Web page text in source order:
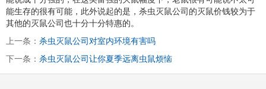
能生存的很有可能，此外说起的是，杀虫灭鼠公司的灭鼠价钱较为于
其他的灭鼠公司也十分十分特惠的。
上一条： 杀虫灭鼠公司对室内环境有害吗
下一条： 杀虫灭鼠公司让你夏季远离虫鼠烦恼